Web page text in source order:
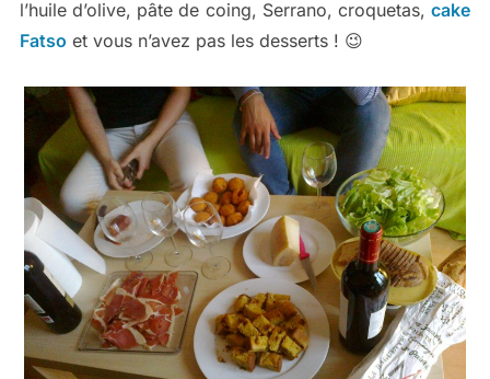
l’huile d’olive, pâte de coing, Serrano, croquetas,cake
Fatso et vous n’avez pas les desserts ! 😉